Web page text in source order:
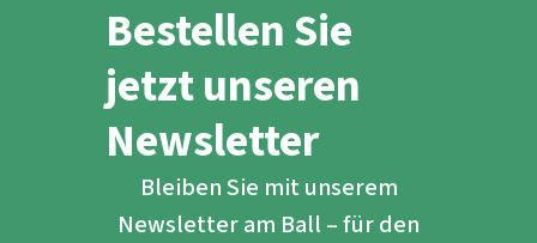
Bestellen Sie
jetzt unseren
Newsletter
Bleiben Sie mit unserem
Newsletter am Ball – für den